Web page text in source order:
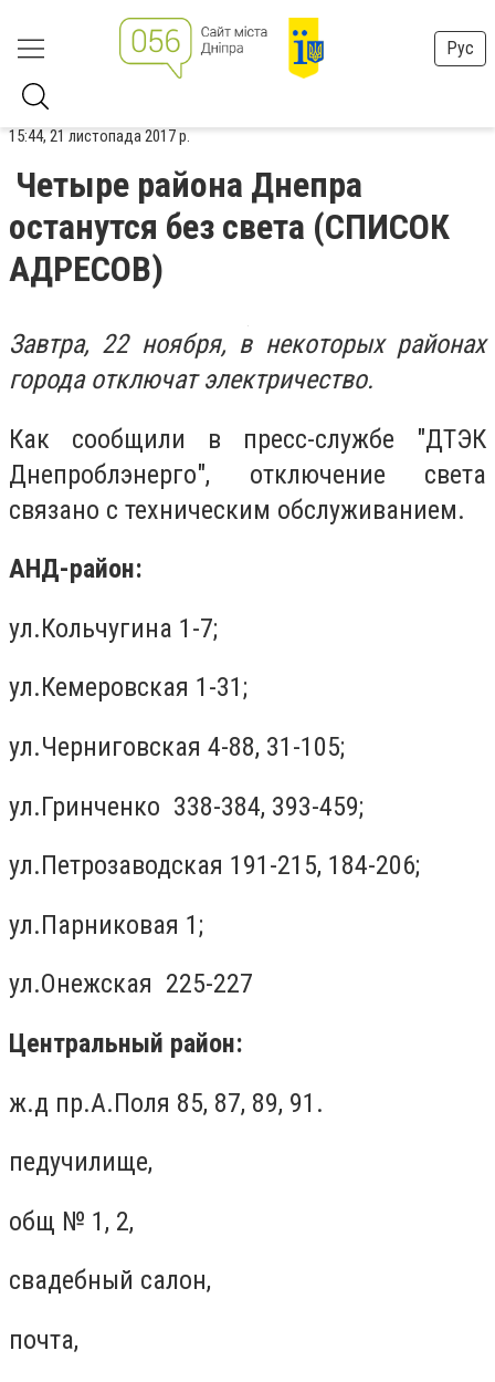
Рус
15:44, 21 листопада 2017 р.
Четыре района Днепра
останутся без света (СПИСОК
АДРЕСОВ)
Завтра, 22 ноября, в некоторых районах
города отключат электричество.
Как сообщили в пресс-службе "ДТЭК
Днепроблэнерго", отключение света
связано с техническим обслуживанием.
АНД-район:
ул.Кольчугина 1-7;
ул.Кемеровская 1-31;
ул.Черниговская 4-88, 31-105;
ул.Гринченко 338-384, 393-459;
ул.Петрозаводская 191-215, 184-206;
ул.Парниковая 1;
ул.Онежская 225-227
Центральный район:
ж.д пр.А.Поля 85, 87, 89, 91.
педучилище,
общ № 1, 2,
свадебный салон,
почта,